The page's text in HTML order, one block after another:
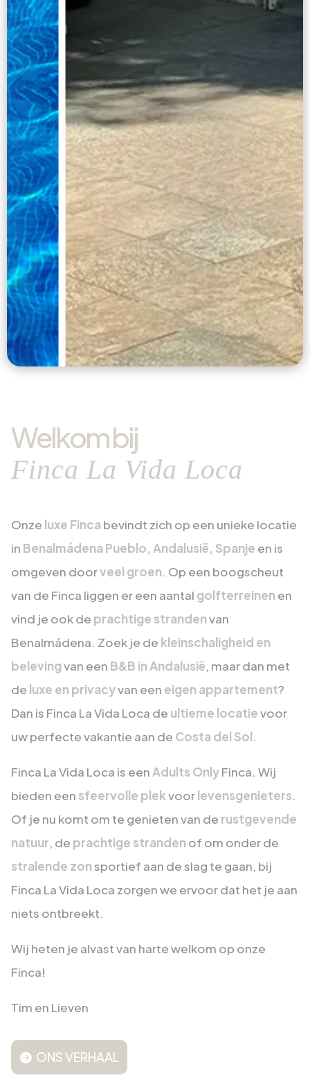
Welkom bij
Finca La Vida Loca
Onze luxe Finca bevindt zich op een unieke locatie
in Benalmádena Pueblo, Andalusië, Spanje en is
omgeven doorveel groen. Op een boogscheut
van de Finca liggen er een aantal golfterreinen en
vind je ook de prachtige strandenvan
Benalmádena. Zoek je de kleinschaligheid en
belevingvan een B&B in Andalusië, maar dan met
de luxe en privacyvan een eigen appartement?
Dan is Finca La Vida Loca de ultieme locatievoor
uw perfecte vakantie aan de Costa del Sol.
Finca La Vida Loca is een Adults OnlyFinca. Wij
bieden een sfeervolle plekvoorlevensgenieters.
Of je nu komt om te genieten van de rustgevende
natuur, de prachtige stranden of om onder de
stralende zon sportief aan de slag te gaan, bij
Finca La Vida Loca zorgen we ervoor dat het je aan
niets ontbreekt.
Wij heten je alvast van harte welkom op onze
Finca!
Tim en Lieven
ONS VERHAAL